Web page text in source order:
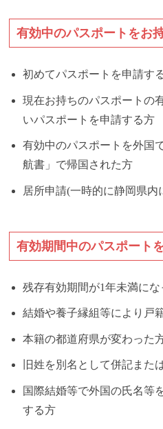
有効中のパスポートをお
初めてパスポートを申請す
現在お持ちのパスポートの
いパスポートを申請する方
有効中のパスポートを外国
航書」で帰国された方
居所申請(一時的に静岡県
有効期間中のパスポート
残存有効期間が1年未満にな
結婚や養子縁組等により戸
本籍の都道府県が変わった
旧姓を別名として併記また
国際結婚等で外国の氏名等
する方